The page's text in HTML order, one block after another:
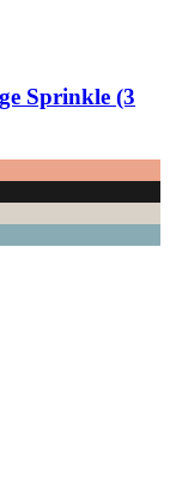
Sprinkle (3